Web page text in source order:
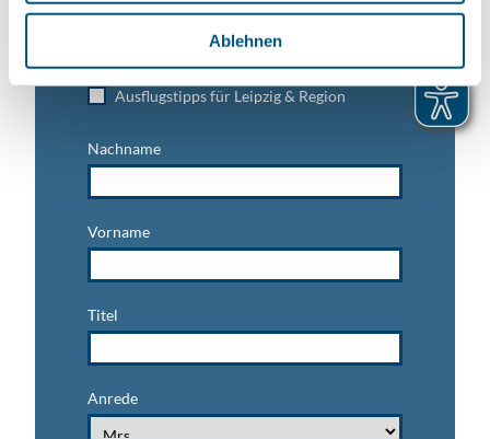
Ablehnen
Informationen für Reiseveranstalter
Veranstaltungstipps für die Region Leipzig
Ausflugstipps für Leipzig & Region
Nachname
Vorname
Titel
Anrede